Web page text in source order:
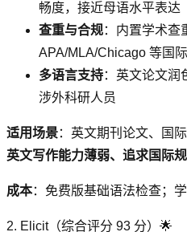
畅度，接近母语水平表达
查重与合规：内置学术查
APA/MLA/Chicago 等国
多语言支持：英文论文润
涉外科研人员
适用场景：英文期刊论文、国
英文写作能力薄弱、追求国际
成本：免费版基础语法检查；
2. Elicit（综合评分 93 分）🌟